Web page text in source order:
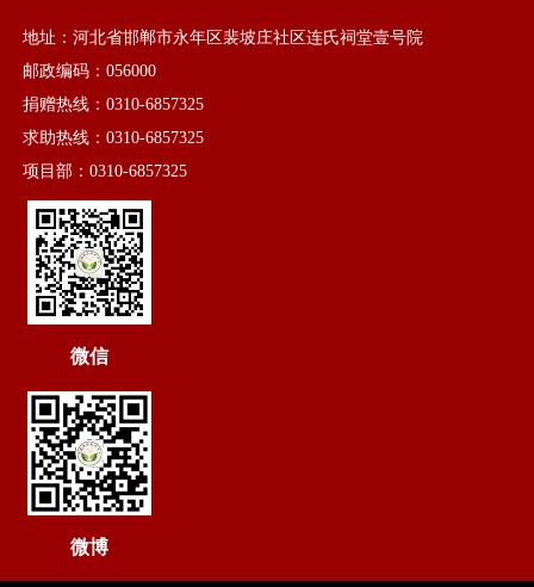
地址：河北省邯郸市永年区裴坡庄社区连氏祠堂壹号院
邮政编码：056000
捐赠热线：0310-6857325
求助热线：0310-6857325
项目部：0310-6857325
微信
微博